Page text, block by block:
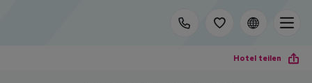
Hotel teilen